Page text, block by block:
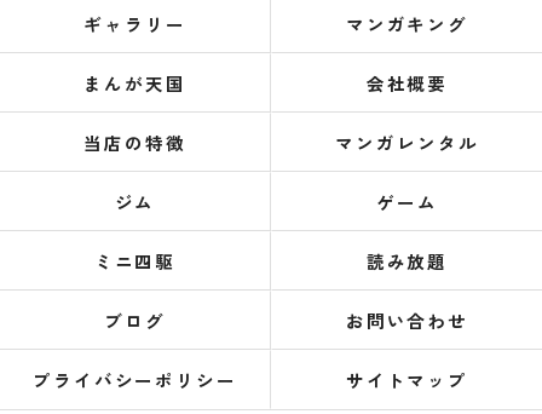
ギャラリー マンガキング
まんが天国 会社概要
当店の特徴 マンガレンタル
ジム ゲーム
ミニ四駆 読み放題
ブログ お問い合わせ
プライバシーポリシー サイトマップ